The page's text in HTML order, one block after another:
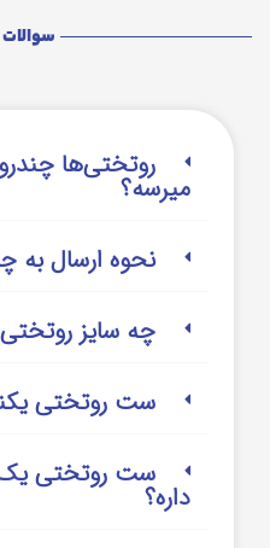
روتختی‌‌ها
میرسه؟
نحوه ارسال
چه سایز
ست روتختی
ست روتختی یک
داره؟